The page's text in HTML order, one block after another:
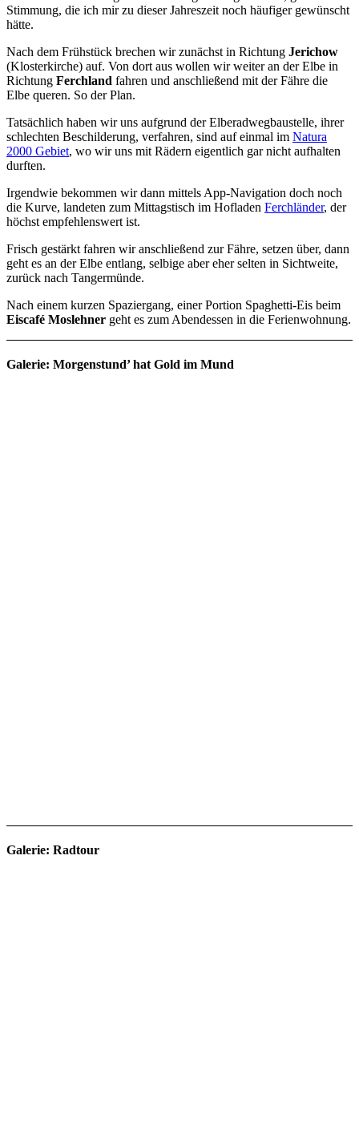
Stimmung, die ich mir zu dieser Jahreszeit noch häufiger gewünscht
hätte.
Nach dem Frühstück brechen wir zunächst in Richtung Jerichow
(Klosterkirche) auf. Von dort aus wollen wir weiter an der Elbe in
Richtung Ferchland fahren und anschließend mit der Fähre die
Elbe queren. So der Plan.
Tatsächlich haben wir uns aufgrund der Elberadwegbaustelle, ihrer
schlechten Beschilderung, verfahren, sind auf einmal im Natura
2000 Gebiet, wo wir uns mit Rädern eigentlich gar nicht aufhalten
durften.
Irgendwie bekommen wir dann mittels App-Navigation doch noch
die Kurve, landeten zum Mittagstisch im Hofladen Ferchländer, der
höchst empfehlenswert ist.
Frisch gestärkt fahren wir anschließend zur Fähre, setzen über, dann
geht es an der Elbe entlang, selbige aber eher selten in Sichtweite,
zurück nach Tangermünde.
Nach einem kurzen Spaziergang, einer Portion Spaghetti-Eis beim
Eiscafé Moslehner geht es zum Abendessen in die Ferienwohnung.
Galerie: Morgenstund’ hat Gold im Mund
Galerie: Radtour